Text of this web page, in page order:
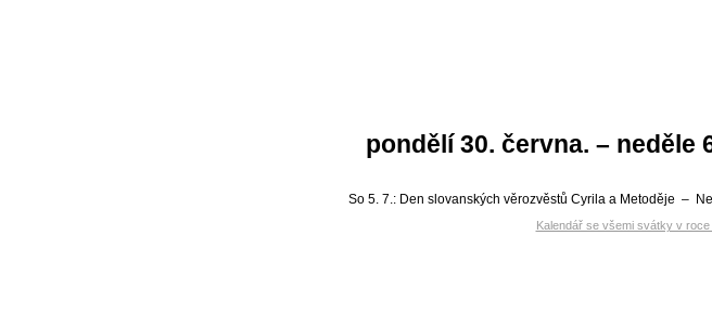
pondělí 30. června. – neděle
So 5. 7.: Den slovanských věrozvěstů Cyrila a Metoděje –
Kalendář se všemi svátky v roce